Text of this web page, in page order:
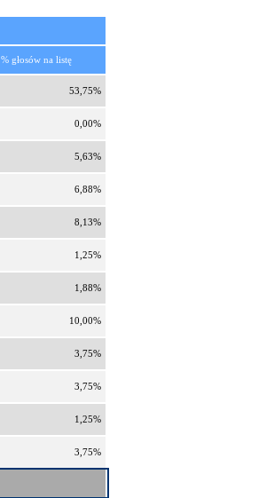
% głosów na listę
53,75%
0,00%
5,63%
6,88%
8,13%
1,25%
1,88%
10,00%
3,75%
3,75%
1,25%
3,75%